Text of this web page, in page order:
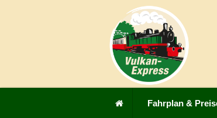
Fahrplan &